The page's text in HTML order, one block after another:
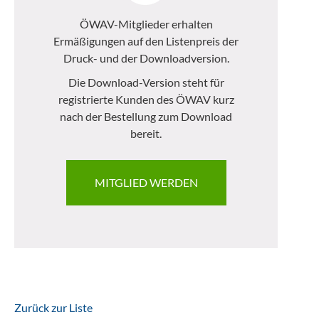
ÖWAV-Mitglieder erhalten
Ermäßigungen auf den Listenpreis der
Druck- und der Downloadversion.
Die Download-Version steht für
registrierte Kunden des ÖWAV kurz
nach der Bestellung zum Download
bereit.
MITGLIED WERDEN
Zurück zur Liste